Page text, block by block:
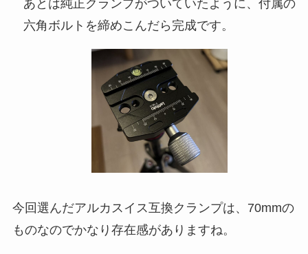
あとは純正クランプがついていたように、付属の
六角ボルトを締めこんだら完成です。
今回選んだアルカスイス互換クランプは、70mmの
ものなのでかなり存在感がありますね。